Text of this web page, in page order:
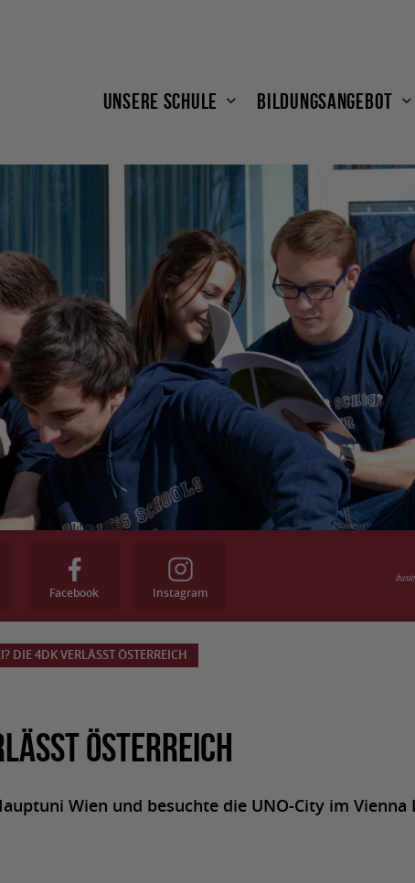
Unsere Schule Bildungsangebot
Facebook Instagram
DIE 4DK VERLÄSST ÖSTERREICH
Österreich
Wien und besuchte die UNO-City im